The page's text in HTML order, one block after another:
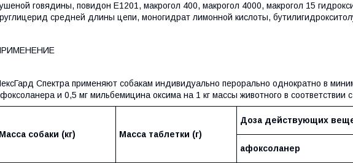
говядины, повидон Е1201, макрогол 400, макрогол 4000, макрогол 15
средней длины цепи, моногидрат лимонной кислоты,
Спектра применяют собакам индивидуально перорально однократно в
и 0,5 мг мильбемицина оксима на 1 кг массы животного в соответствии
собаки (кг) Масса таблетки (г)
Доза действующих
афоксоланер